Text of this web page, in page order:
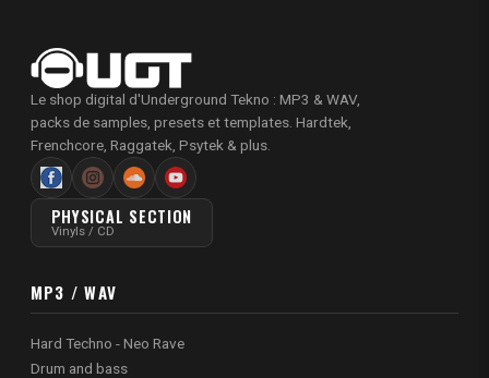
Le shop digital d'Underground Tekno : MP3 & WAV,
packs de samples, presets et templates. Hardtek,
Frenchcore, Raggatek, Psytek & plus.
PHYSICAL SECTION
Vinyls / CD
MP3 / WAV
Hard Techno - Neo Rave
Drum and bass